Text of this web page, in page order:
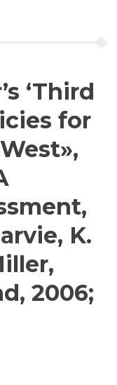
‘Third
for
K.
2006;